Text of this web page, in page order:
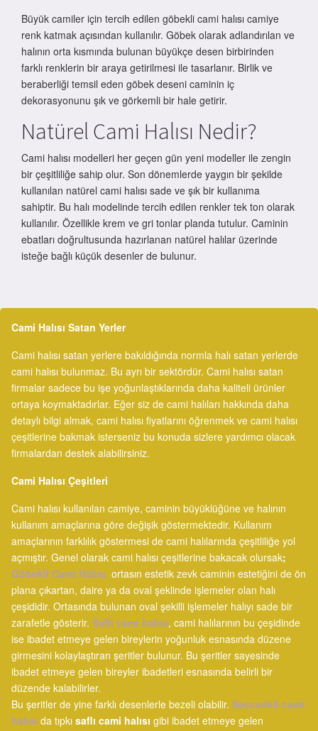
Büyük camiler için tercih edilen göbekli cami halısı camiye
renk katmak açısından kullanılır. Göbek olarak adlandırılan ve
halının orta kısmında bulunan büyükçe desen birbirinden
farklı renklerin bir araya getirilmesi ile tasarlanır. Birlik ve
beraberliği temsil eden göbek deseni caminin iç
dekorasyonunu şık ve görkemli bir hale getirir.
Natürel Cami Halısı Nedir?
Cami halısı modelleri her geçen gün yeni modeller ile zengin
bir çeşitliliğe sahip olur. Son dönemlerde yaygın bir şekilde
kullanılan natürel cami halısı sade ve şık bir kullanıma
sahiptir. Bu halı modelinde tercih edilen renkler tek ton olarak
kullanılır. Özellikle krem ve gri tonlar planda tutulur. Caminin
ebatları doğrultusunda hazırlanan natürel halılar üzerinde
isteğe bağlı küçük desenler de bulunur.
Cami Halısı Satan Yerler
Cami halısı satan yerlere bakıldığında normla halı satan yerlerde
cami halısı bulunmaz. Bu ayrı bir sektördür. Cami halısı satan
firmalar sadece bu işe yoğunlaştıklarında daha kaliteli ürünler
ortaya koymaktadırlar. Eğer siz de cami halıları hakkında daha
detaylı bilgi almak, cami halısı fiyatlarını öğrenmek ve cami halısı
çeşitlerine bakmak isterseniz bu konuda sizlere yardımcı olacak
firmalardan destek alabilirsiniz.
Cami Halısı Çeşitleri
Cami halısı kullanılan camiye, caminin büyüklüğüne ve halının
kullanım amaçlarına göre değişik göstermektedir. Kullanım
amaçlarının farklılık göstermesi de cami halılarında çeşitliliğe yol
açmıştır. Genel olarak cami halısı çeşitlerine bakacak olursak;
Göbekli Cami Halısı, ortasın estetik zevk caminin estetiğini de ön
plana çıkartan, daire ya da oval şeklinde işlemeler olan halı
çeşididir. Ortasında bulunan oval şekilli işlemeler halıyı sade bir
zarafetle gösterir. Saflı cami halısı, cami halılarının bu çeşidinde
ise ibadet etmeye gelen bireylerin yoğunluk esnasında düzene
girmesini kolaylaştıran şeritler bulunur. Bu şeritler sayesinde
ibadet etmeye gelen bireyler ibadetleri esnasında belirli bir
düzende kalabilirler.
Bu şeritler de yine farklı desenlerle bezeli olabilir. Seccadeli cami
halısı da tıpkı saflı cami halısı gibi ibadet etmeye gelen